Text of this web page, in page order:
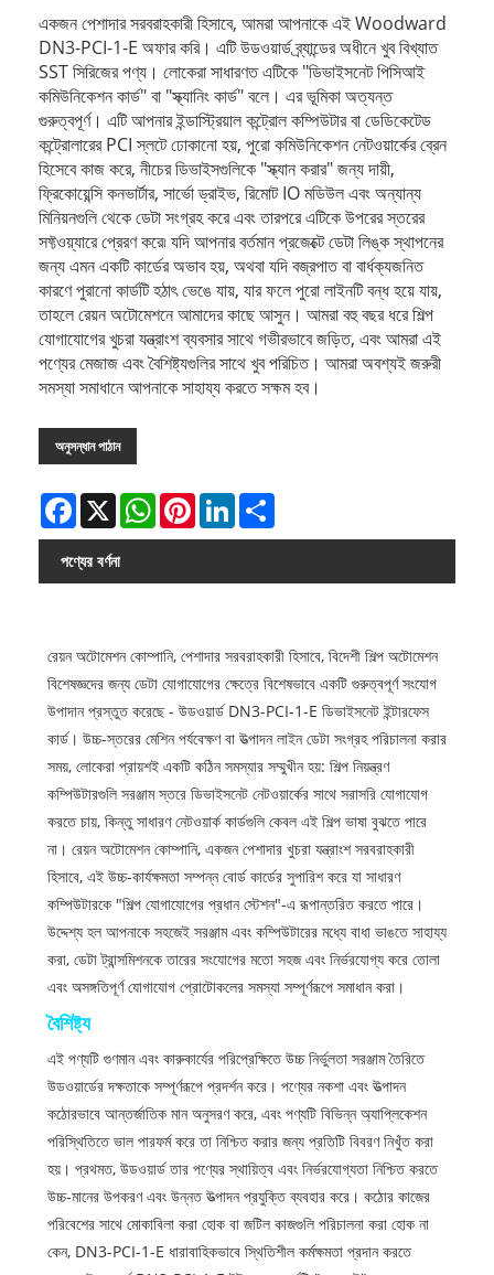
একজন পেশাদার সরবরাহকারী হিসাবে, আমরা আপনাকে এই Woodward
DN3-PCI-1-E অফার করি। এটি উডওয়ার্ড ব্র্যান্ডের অধীনে খুব বিখ্যাত
SST সিরিজের পণ্য। লোকেরা সাধারণত এটিকে "ডিভাইসনেট পিসিআই
কমিউনিকেশন কার্ড" বা "স্ক্যানিং কার্ড" বলে। এর ভূমিকা অত্যন্ত
গুরুত্বপূর্ণ। এটি আপনার ইন্ডাস্ট্রিয়াল কন্ট্রোল কম্পিউটার বা ডেডিকেটেড
কন্ট্রোলারের PCI স্লটে ঢোকানো হয়, পুরো কমিউনিকেশন নেটওয়ার্কের ব্রেন
হিসেবে কাজ করে, নীচের ডিভাইসগুলিকে "স্ক্যান করার" জন্য দায়ী,
ফ্রিকোয়েন্সি কনভার্টার, সার্ভো ড্রাইভ, রিমোট IO মডিউল এবং অন্যান্য
মিনিয়নগুলি থেকে ডেটা সংগ্রহ করে এবং তারপরে এটিকে উপরের স্তরের
সফ্টওয়্যারে প্রেরণ করে৷ যদি আপনার বর্তমান প্রজেক্টে ডেটা লিঙ্ক স্থাপনের
জন্য এমন একটি কার্ডের অভাব হয়, অথবা যদি বজ্রপাত বা বার্ধক্যজনিত
কারণে পুরানো কার্ডটি হঠাৎ ভেঙে যায়, যার ফলে পুরো লাইনটি বন্ধ হয়ে যায়,
তাহলে রেয়ন অটোমেশনে আমাদের কাছে আসুন। আমরা বহু বছর ধরে শিল্প
যোগাযোগের খুচরা যন্ত্রাংশ ব্যবসার সাথে গভীরভাবে জড়িত, এবং আমরা এই
পণ্যের মেজাজ এবং বৈশিষ্ট্যগুলির সাথে খুব পরিচিত। আমরা অবশ্যই জরুরী
সমস্যা সমাধানে আপনাকে সাহায্য করতে সক্ষম হব।
অনুসন্ধান পাঠান
Facebook
X WhatsAppPinterestLinkedIn
পণ্যের বর্ণনা
রেয়ন অটোমেশন কোম্পানি, পেশাদার সরবরাহকারী হিসাবে, বিদেশী শিল্প অটোমেশন
বিশেষজ্ঞদের জন্য ডেটা যোগাযোগের ক্ষেত্রে বিশেষভাবে একটি গুরুত্বপূর্ণ সংযোগ
উপাদান প্রস্তুত করেছে - উডওয়ার্ড DN3-PCI-1-E ডিভাইসনেট ইন্টারফেস
কার্ড। উচ্চ-স্তরের মেশিন পর্যবেক্ষণ বা উত্পাদন লাইন ডেটা সংগ্রহ পরিচালনা করার
সময়, লোকেরা প্রায়শই একটি কঠিন সমস্যার সম্মুখীন হয়: শিল্প নিয়ন্ত্রণ
কম্পিউটারগুলি সরঞ্জাম স্তরে ডিভাইসনেট নেটওয়ার্কের সাথে সরাসরি যোগাযোগ
করতে চায়, কিন্তু সাধারণ নেটওয়ার্ক কার্ডগুলি কেবল এই শিল্প ভাষা বুঝতে পারে
না। রেয়ন অটোমেশন কোম্পানি, একজন পেশাদার খুচরা যন্ত্রাংশ সরবরাহকারী
হিসাবে, এই উচ্চ-কার্যক্ষমতা সম্পন্ন বোর্ড কার্ডের সুপারিশ করে যা সাধারণ
কম্পিউটারকে "শিল্প যোগাযোগের প্রধান স্টেশন"-এ রূপান্তরিত করতে পারে।
উদ্দেশ্য হল আপনাকে সহজেই সরঞ্জাম এবং কম্পিউটারের মধ্যে বাধা ভাঙতে সাহায্য
করা, ডেটা ট্রান্সমিশনকে তারের সংযোগের মতো সহজ এবং নির্ভরযোগ্য করে তোলা
এবং অসঙ্গতিপূর্ণ যোগাযোগ প্রোটোকলের সমস্যা সম্পূর্ণরূপে সমাধান করা।
বৈশিষ্ট্য
এই পণ্যটি গুণমান এবং কারুকার্যের পরিপ্রেক্ষিতে উচ্চ নির্ভুলতা সরঞ্জাম তৈরিতে
উডওয়ার্ডের দক্ষতাকে সম্পূর্ণরূপে প্রদর্শন করে। পণ্যের নকশা এবং উত্পাদন
কঠোরভাবে আন্তর্জাতিক মান অনুসরণ করে, এবং পণ্যটি বিভিন্ন অ্যাপ্লিকেশন
পরিস্থিতিতে ভাল পারফর্ম করে তা নিশ্চিত করার জন্য প্রতিটি বিবরণ নিখুঁত করা
হয়। প্রথমত, উডওয়ার্ড তার পণ্যের স্থায়িত্ব এবং নির্ভরযোগ্যতা নিশ্চিত করতে
উচ্চ-মানের উপকরণ এবং উন্নত উত্পাদন প্রযুক্তি ব্যবহার করে। কঠোর কাজের
পরিবেশের সাথে মোকাবিলা করা হোক বা জটিল কাজগুলি পরিচালনা করা হোক না
কেন, DN3-PCI-1-E ধারাবাহিকভাবে স্থিতিশীল কর্মক্ষমতা প্রদান করতে